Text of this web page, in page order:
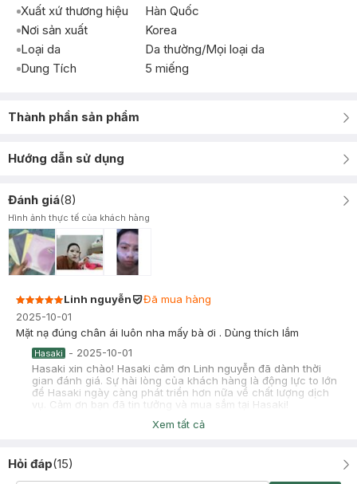
Xuất xứ thương hiệu
Hàn Quốc
Nơi sản xuất
Korea
Loại da
Da thường/Mọi loại da
Dung Tích
5 miếng
Thành phần sản phẩm
Hướng dẫn sử dụng
Đánh giá(8)
Hình ảnh thực tế của khách hàng
Linh nguyễn
Đã mua hàng
2025-10-01
Mặt nạ đúng chân ái luôn nha mấy bà ơi . Dùng thích lắm
Hasaki - 2025-10-01
Hasaki xin chào! Hasaki cảm ơn Linh nguyễn đã dành thời
gian đánh giá. Sự hài lòng của khách hàng là động lực to lớn
để Hasaki ngày càng phát triển hơn nữa về chất lượng dịch
vụ. Cảm ơn bạn đã tin tưởng và mua sắm tại Hasaki!
Đã mua hàng
Review chân thật ko seeding:)) quá hịn thích mấy kiểu mask đắp
Xem tất cả
Hỏi đáp(15)